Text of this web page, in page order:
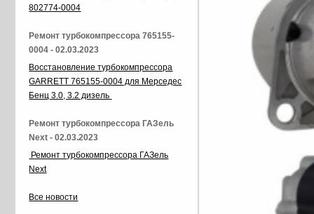
802774-0004
Ремонт турбокомпрессора 765155-
0004 - 02.03.2023
Восстановление турбокомпрессора
GARRETT 765155-0004 для Мерседес
Бенц 3.0, 3.2 дизель
Ремонт турбокомпрессора ГАЗель
Next - 02.03.2023
Ремонт турбокомпрессора ГАЗель
Next
Все новости